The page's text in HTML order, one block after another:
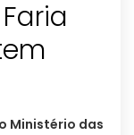
Ministério das